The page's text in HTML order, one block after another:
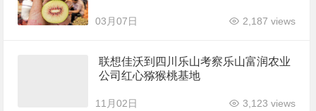
03月07日 2,187 views
联想佳沃到四川乐山考察乐山富润农业
公司红心猕猴桃基地
11月02日 3,123 views